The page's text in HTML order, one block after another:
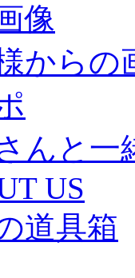
像
からの
んと一
US
道具箱